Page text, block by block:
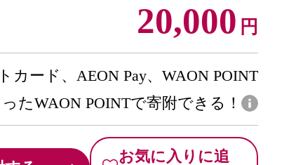
20,000 円
カード、AEON Pay、WAON POINT
たWAON POINTで寄附できる！
お気に入りに追